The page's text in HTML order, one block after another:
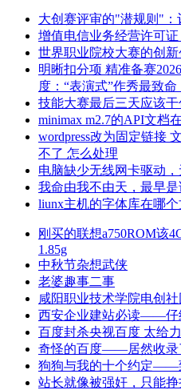
大创赛评审的"潜规则"：
增值电信业务经营许可
世界职业院校大赛的创
明晰扣分项 精准备赛
度：“表演式”作秀最致
技能大赛最后三天应该干
minimax m2.7的API文档
wordpress改为固定链接
不了 怎么处理
电脑缺少无线网卡驱动，
我命由我不由天，最早是
liunx主机的字体库在哪个
刚买的联想a750ROM该
1.85g
中秋节杂想武侠
老婆趣事二事
咸阳职业技术学院电创
西安企业建站必读——仔
百度封杀央视百度 太给
奇怪的百度——居然收录
狗狗与我的十个约定——
站长就像被强奸，只能